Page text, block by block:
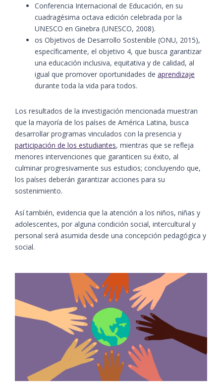
Conferencia Internacional de Educación, en su
cuadragésima octava edición celebrada por la
UNESCO en Ginebra (UNESCO, 2008).
os Objetivos de Desarrollo Sostenible (ONU, 2015),
específicamente, el objetivo 4, que busca garantizar
una educación inclusiva, equitativa y de calidad, al
igual que promover oportunidades de aprendizaje
durante toda la vida para todos.
Los resultados de la investigación mencionada muestran
que la mayoría de los países de América Latina, busca
desarrollar programas vinculados con la presencia y
participación de los estudiantes, mientras que se refleja
menores intervenciones que garanticen su éxito, al
culminar progresivamente sus estudios; concluyendo que,
los países deberán garantizar acciones para su
sostenimiento.
Así también, evidencia que la atención a los niños, niñas y
adolescentes, por alguna condición social, intercultural y
personal será asumida desde una concepción pedagógica y
social.